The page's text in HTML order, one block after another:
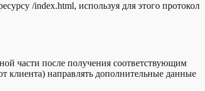
/index.html, используя для этого протокол
части после получения соответствующим
клиента) направлять дополнительные данные